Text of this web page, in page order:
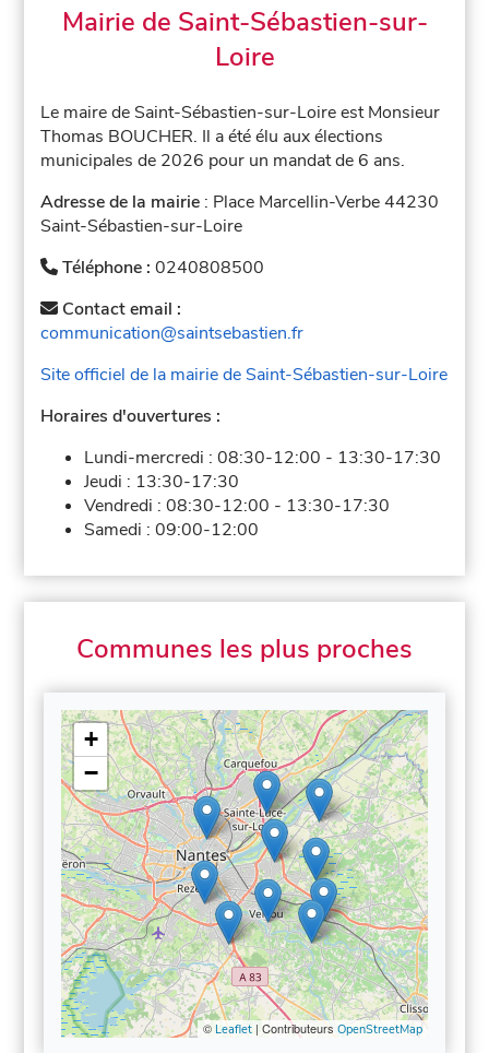
Mairie de Saint-Sébastien-sur-
Loire
Le maire de Saint-Sébastien-sur-Loire est Monsieur
Thomas BOUCHER. Il a été élu aux élections
municipales de 2026 pour un mandat de 6 ans.
Adresse de la mairie : Place Marcellin-Verbe 44230
Saint-Sébastien-sur-Loire
Téléphone :0240808500
Contact email :
communication@saintsebastien.fr
Site officiel de la mairie de Saint-Sébastien-sur-Loire
Horaires d'ouvertures :
Lundi-mercredi :08:30-12:00 - 13:30-17:30
Jeudi : 13:30-17:30
Vendredi :08:30-12:00 - 13:30-17:30
Samedi :09:00-12:00
Communes les plus proches
+
−
© Leaflet| Contributeurs OpenStreetMap